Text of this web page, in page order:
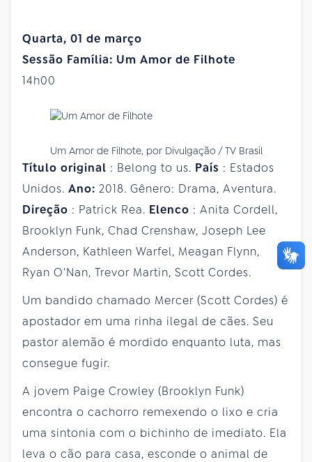
Quarta, 01 de março
Sessão Família: Um Amor de Filhote
14h00
Um Amor de Filhote, por Divulgação / TV Brasil
Título original : Belong to us. País : Estados
Unidos. Ano: 2018. Gênero: Drama, Aventura.
Direção : Patrick Rea. Elenco : Anita Cordell,
Brooklyn Funk, Chad Crenshaw, Joseph Lee
Anderson, Kathleen Warfel, Meagan Flynn,
Ryan O'Nan, Trevor Martin, Scott Cordes.
Um bandido chamado Mercer (Scott Cordes) é
apostador em uma rinha ilegal de cães. Seu
pastor alemão é mordido enquanto luta, mas
consegue fugir.
A jovem Paige Crowley (Brooklyn Funk)
encontra o cachorro remexendo o lixo e cria
uma sintonia com o bichinho de imediato. Ela
leva o cão para casa, esconde o animal de